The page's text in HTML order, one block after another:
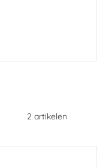
2 artikelen